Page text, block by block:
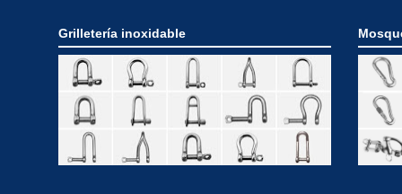
Grilletería inoxidable